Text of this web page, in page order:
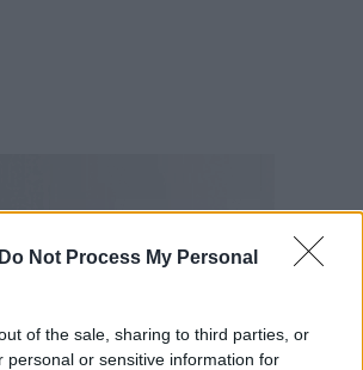
Do Not Process My Personal
of the sale, sharing to third parties, or
personal or sensitive information for